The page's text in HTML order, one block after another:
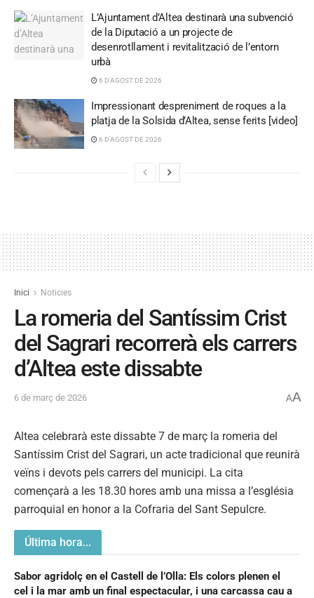
L’Ajuntament d’Altea destinarà una subvenció
de la Diputació a un projecte de
desenrotllament i revitalització de l’entorn
urbà
6 D'AGOST DE 2026
Impressionant despreniment de roques a la
platja de la Solsida d’Altea, sense ferits [video]
6 D'AGOST DE 2026
Inici Noticies
La romeria del Santíssim Crist
del Sagrari recorrerà els carrers
d’Altea este dissabte
6 de març de 2026 AA
Altea celebrarà este dissabte 7 de març la romeria del
Santíssim Crist del Sagrari, un acte tradicional que reunirà
veïns i devots pels carrers del municipi. La cita
començarà a les 18.30 hores amb una missa a l’església
parroquial en honor a la Cofraria del Sant Sepulcre.
Última hora...
Sabor agridolç en el Castell de l’Olla: Els colors plenen el
cel i la mar amb un final espectacular, i una carcassa cau a